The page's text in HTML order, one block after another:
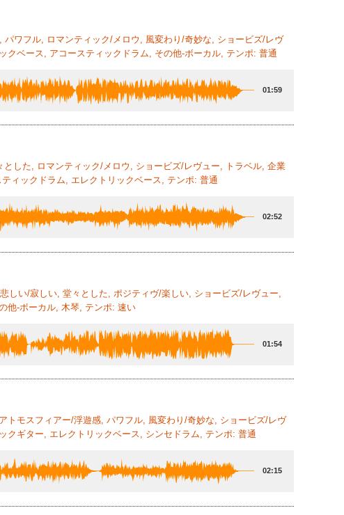
ワフル, ロマンティック/メロウ, 風変わり/奇妙な, ショービズ/レヴ
ベース, アコースティックドラム, その他-ボーカル, テンポ: 普通
01:59
した, ロマンティック/メロウ, ショービズ/レヴュー, トラベル, 企業
ィックドラム, エレクトリックベース, テンポ: 普通
02:52
い/寂しい, 堂々とした, ポジティヴ/楽しい, ショービズ/レヴュー,
他-ボーカル, 木琴, テンポ: 速い
01:54
モスフィアー/浮遊感, パワフル, 風変わり/奇妙な, ショービズ/レヴ
ギター, エレクトリックベース, シンセドラム, テンポ: 普通
02:15